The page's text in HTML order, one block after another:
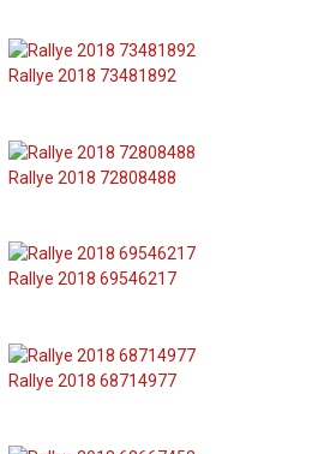
Rallye 2018 73481892
Rallye 2018 72808488
Rallye 2018 69546217
Rallye 2018 68714977